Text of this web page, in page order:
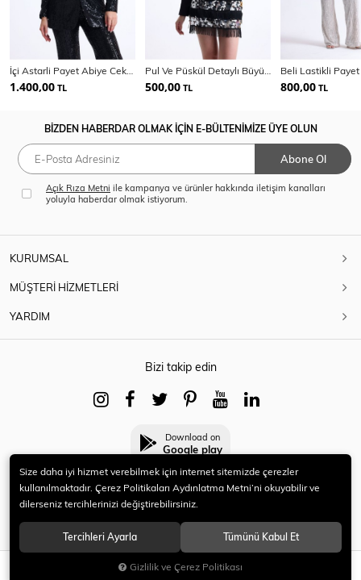
SEPETE EKLE
1.400,00 TL 500,00 TL 800,00 TL
BİZDEN HABERDAR OLMAK İÇİN E-BÜLTENİMİZE ÜYE OLUN
Abone Ol
Açık Rıza Metni ile kampanya ve ürünler hakkında iletişim kanalları
yoluyla haberdar olmak istiyorum.
KURUMSAL
MÜŞTERİ HİZMETLERİ
YARDIM
Bizi takip edin
Download on
Google play
© 2021 HERYENİ. Tüm hakları saklıdır.
Size daha iyi hizmet verebilmek için internet sitemizde çerezler
kullanılmaktadır. Çerez Politikaları Aydınlatma Metni’ni okuyabilir ve
dilerseniz tercihlerinizi değiştirebilirsiniz.
Tercihleri Ayarla Tümünü Kabul Et
Gizlilik ve Çerez Politikası